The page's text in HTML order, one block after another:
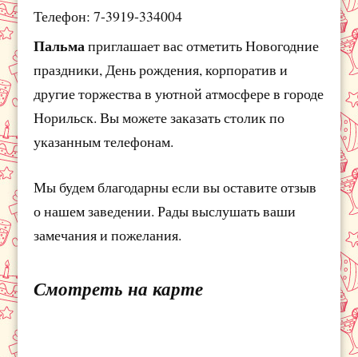
Телефон: 7-3919-334004
Пальмаприглашает вас отметить Новогодние
праздники, День рождения, корпоратив и
другие торжества в уютной атмосфере в городе
Норильск. Вы можете заказать столик по
указанным телефонам.
Мы будем благодарны если вы оставите отзыв
о нашем заведении. Рады выслушать ваши
замечания и пожелания.
Смотреть на карте